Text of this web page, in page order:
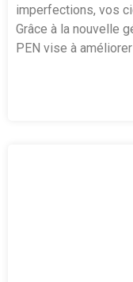
imperfections, vos
Grâce à la nouvelle
PEN vise à